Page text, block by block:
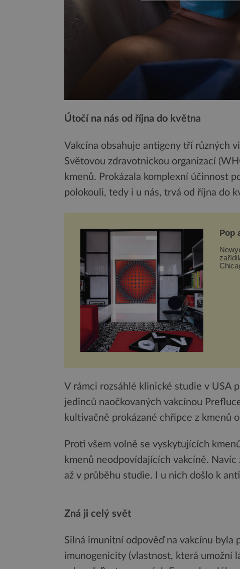
Útočí na nás od října do května
Vakcína obsahuje antigeny tří různých
Světovou zdravotnickou organizací
kmenů. Prokázala komplexní účinnost
polokouli, tedy i u nás, trvá od října do
Pop
V rámci rozsáhlé klinické studie v
jedinců naočkovaných vakcínou
kultivačně prokázané chřipce z kmenů
Proti všem volně se vyskytujících
kmenů neodpovídajících vakcíně.
až v průběhu studie. I u nich došlo k
Zná ji celý svět
Silná imunitní odpověď na vakcínu
imunogenicity (vlastnost, která umožní